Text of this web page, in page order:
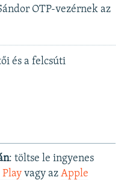
OTP-vezérnek az
és a felcsúti
: töltse le ingyenes
Playvagy az Apple